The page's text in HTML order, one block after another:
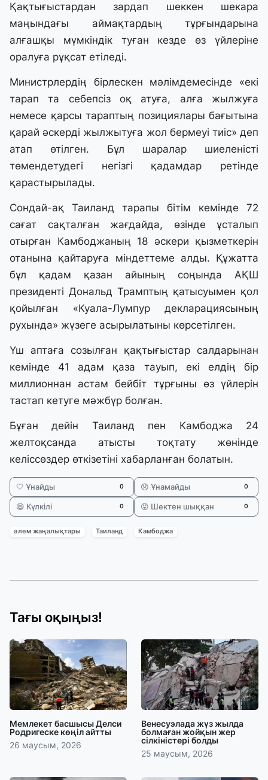
Қақтығыстардан зардап шеккен шекара
маңындағы аймақтардың тұрғындарына
алғашқы мүмкіндік туған кезде өз үйлеріне
оралуға рұқсат етіледі.
Министрлердің бірлескен мәлімдемесінде «екі
тарап та себепсіз оқ атуға, алға жылжуға
немесе қарсы тараптың позициялары бағытына
қарай әскерді жылжытуға жол бермеуі тиіс» деп
атап өтілген. Бұл шаралар шиеленісті
төмендетудегі негізгі қадамдар ретінде
қарастырылады.
Сондай-ақ Таиланд тарапы бітім кемінде 72
сағат сақталған жағдайда, өзінде ұсталып
отырған Камбоджаның 18 әскери қызметкерін
отанына қайтаруға міндеттеме алды. Құжатта
бұл қадам қазан айының соңында АҚШ
президенті Дональд Трамптың қатысуымен қол
қойылған «Куала-Лумпур декларациясының
рухында» жүзеге асырылатыны көрсетілген.
Үш аптаға созылған қақтығыстар салдарынан
кемінде 41 адам қаза тауып, екі елдің бір
миллионнан астам бейбіт тұрғыны өз үйлерін
тастап кетуге мәжбүр болған.
Бұған дейін Таиланд пен Камбоджа 24
желтоқсанда атысты тоқтату жөнінде
келіссөздер өткізетіні хабарланған болатын.
🤍 Ұнайды 0 😞 Ұнамайды 0
😄 Күлкілі 0 😡 Шектен шыққан 0
әлем жаңалықтары Таиланд Камбоджа
Тағы оқыңыз!
Мемлекет басшысы Делси
Родригеске көңіл айтты
26 маусым, 2026
Венесуэлада жүз жылда
болмаған жойқын жер
сілкіністері болды
25 маусым, 2026